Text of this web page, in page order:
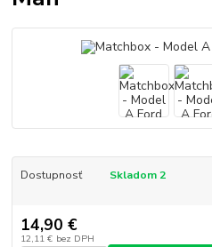
Dostupnosť Skladom 2
14,90 €
12,11 € bez DPH